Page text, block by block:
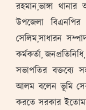
রহমান,ভাঙ্গা থানার
উপজেলা
সেলিম,সাধারন
কর্মকর্তা,
সভাপতির বক্তব্যে
আলম বলেন ভূমি
করতে সরকার